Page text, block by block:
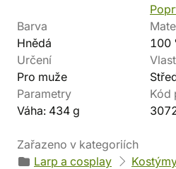
Barva
Hnědá
100
Určení
Pro muže
Parametry
Váha: 434 g
Kód
Zařazeno v kategoriích
Larp a cosplay